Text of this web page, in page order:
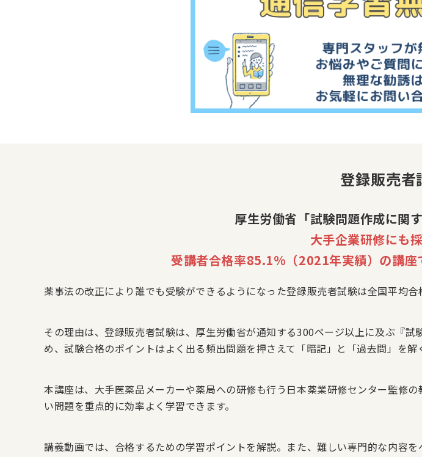
登録販売者
厚生労働省「試験問題作成に関
大手企業研修にも
受講者合格率85.1%（2021年実績）の講座
薬事法の改正により誰でも受験ができるようになった登録販売者試験は全国平均
その理由は、登録販売者試験は、厚生労働省が通知する300ページ以上に及ぶ『
め、試験合格のポイントはよく出る頻出問題を押さえて「暗記」と「過去問」を解
本講座は、大手医薬品メーカーや薬局への研修も行う日本薬業研修センター監修
い問題を重点的に効率よく学習できます。
講義動画では、合格するための学習ポイントを解説。また、難しい専門的な内容